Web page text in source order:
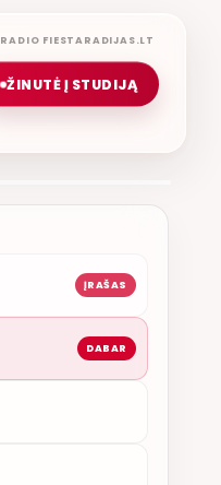
RADIO FIESTARADIJAS.LT
ŽINUTĖ Į STUDIJĄ
REMIGIJUS LUKOČIUS
ĮRAŠAS
DABAR